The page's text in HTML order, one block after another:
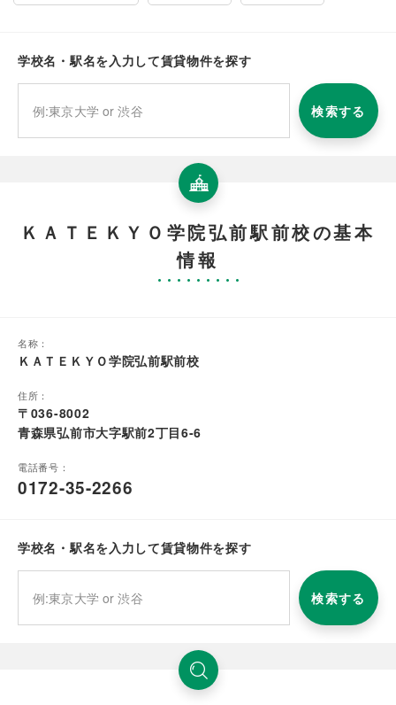
学校名・駅名を入力して賃貸物件を探す
検索する
ＫＡＴＥＫＹＯ学院弘前駅前校の基本
情報
名称：
ＫＡＴＥＫＹＯ学院弘前駅前校
住所：
〒036-8002
青森県弘前市大字駅前2丁目6-6
電話番号：
0172-35-2266
学校名・駅名を入力して賃貸物件を探す
検索する